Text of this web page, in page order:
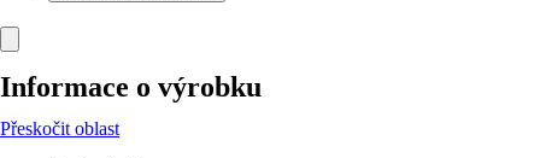
Informace o výrobku
Přeskočit oblast